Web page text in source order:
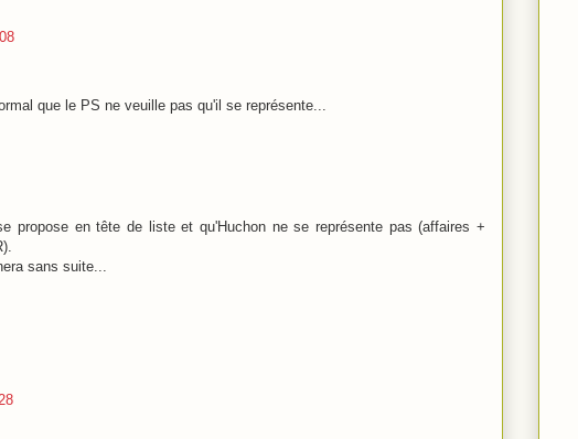
que le PS ne veuille pas qu'il se représente...
propose en tête de liste et qu'Huchon ne se représente pas (affaires +
sans suite...